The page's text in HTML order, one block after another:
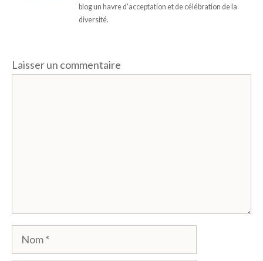
blog un havre d'acceptation et de célébration de la
diversité.
Laisser un commentaire
Nom